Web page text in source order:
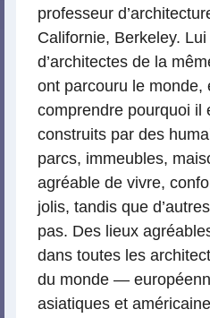
professeur
Californie, Berkeley.
d’architectes de la
ont parcouru le monde,
comprendre pourquoi il
construits par des
parcs, immeubles,
agréable de vivre,
jolis, tandis que
pas. Des lieux
dans toutes les
du monde —
asiatiques et